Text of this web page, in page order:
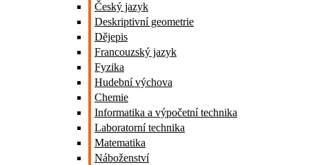
Český jazyk
Deskriptivní geometrie
Dějepis
Francouzský jazyk
Fyzika
Hudební výchova
Chemie
Informatika a výpočetní technika
Laboratorní technika
Matematika
Náboženství